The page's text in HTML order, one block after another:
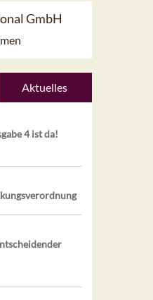
GmbH
Aktuelles
4 ist da!